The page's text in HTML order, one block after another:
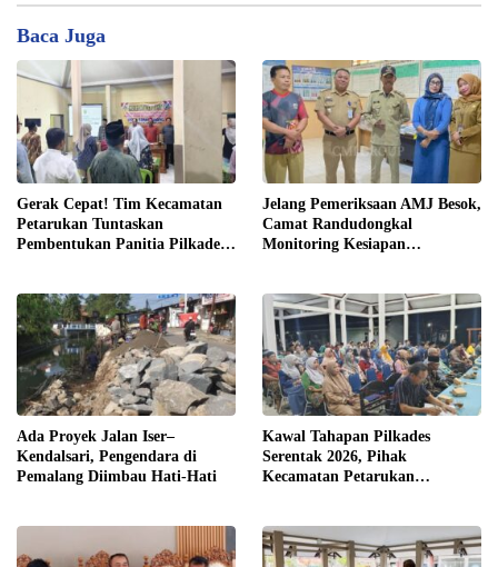
Baca Juga
Gerak Cepat! Tim Kecamatan
Petarukan Tuntaskan
Pembentukan Panitia Pilkades
Jelang Pemeriksaan AMJ Besok,
Camat Randudongkal
Monitoring Kesiapan
Ada Proyek Jalan Iser–
Kendalsari, Pengendara di
Pemalang Diimbau Hati-Hati
Kawal Tahapan Pilkades
Serentak 2026, Pihak
Kecamatan Petarukan